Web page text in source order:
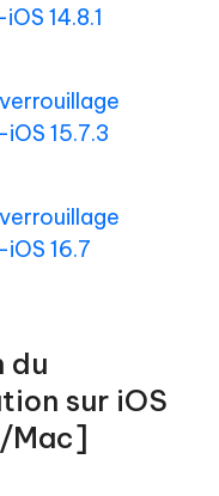
14.8.1
15.7.3
16.7
du
sur iOS
Mac]